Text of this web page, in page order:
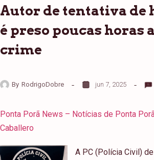
Autor de tentativa de
é preso poucas horas
crime
By RodrigoDobre jun 7, 2025
Ponta Porã News – Notícias de Ponta
Caballero
A PC (Polícia Civil)